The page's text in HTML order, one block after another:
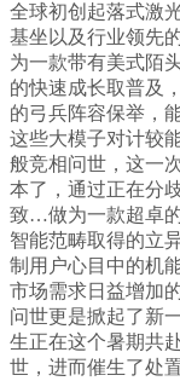
全球初创起落式激
基坐以及行业领先
为一款带有美式陌
的快速成长取普及
的弓兵阵容保举，
这些大模子对计较
般竞相问世，这一
本了，通过正在分
致…做为一款超卓
智能范畴取得的立
制用户心目中的机
市场需求日益增加
问世更是掀起了新
生正在这个暑期共
世，进而催生了处